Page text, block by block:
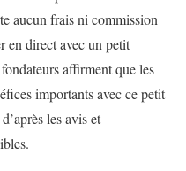
aucun frais ni commission
en direct avec un petit
affirment que les
importants avec ce petit
les avis et